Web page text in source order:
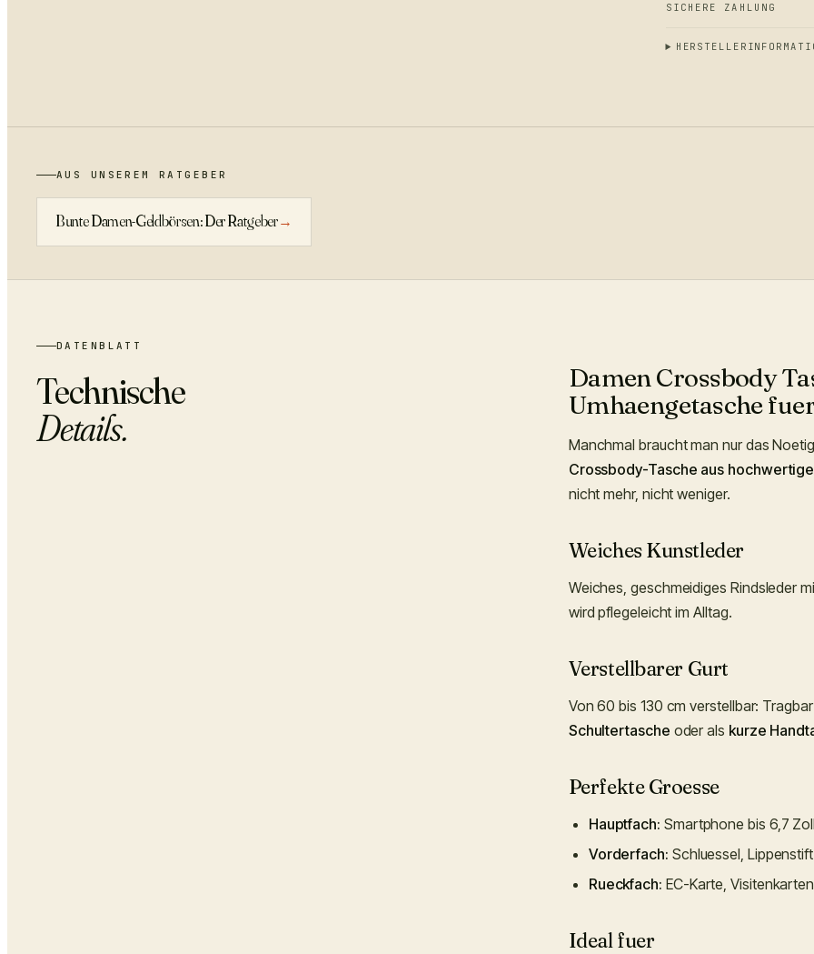
SICHERE ZAHLUNG
AUS UNSEREM RATGEBER
Bunte Damen-Geldbörsen: Der Ratgeber→
DATENBLATT
Technische
Details.
Damen Crossbody
Umhaengetasche
Manchmal braucht man nur das
Crossbody-Tasche aus
nicht mehr, nicht weniger.
Weiches Kunstleder
Weiches, geschmeidiges Rindsleder
wird pflegeleicht im Alltag.
Verstellbarer Gurt
Von 60 bis 130 cm verstellbar:
Schultertasche oder als kurze
Perfekte Groesse
Hauptfach: Smartphone bis 6,7
Vorderfach: Schluessel, Lippenstift
Rueckfach: EC-Karte, Visitenkarten
Ideal fuer